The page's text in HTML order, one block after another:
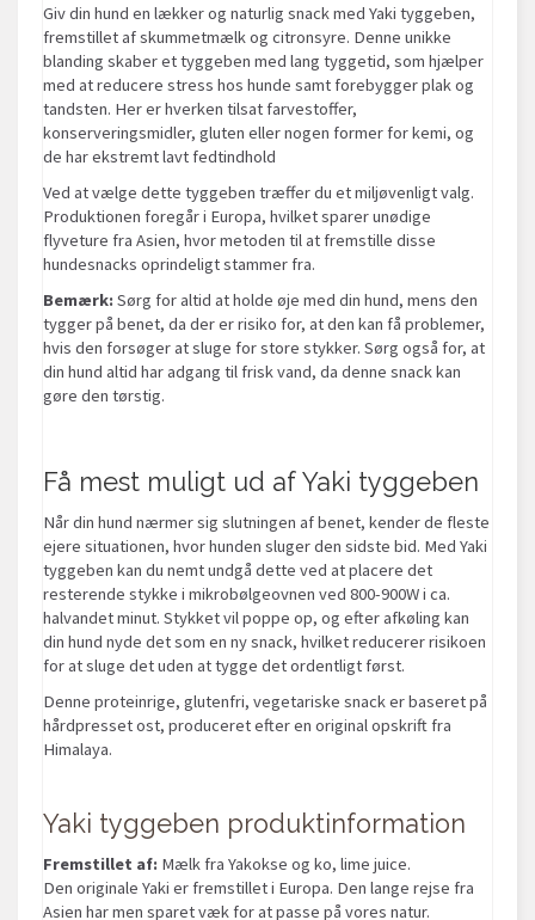
Giv din hund en lækker og naturlig snack med Yaki tyggeben,
fremstillet af skummetmælk og citronsyre. Denne unikke
blanding skaber et tyggeben med lang tyggetid, som hjælper
med at reducere stress hos hunde samt forebygger plak og
tandsten. Her er hverken tilsat farvestoffer,
konserveringsmidler, gluten eller nogen former for kemi, og
de har ekstremt lavt fedtindhold
Ved at vælge dette tyggeben træffer du et miljøvenligt valg.
Produktionen foregår i Europa, hvilket sparer unødige
flyveture fra Asien, hvor metoden til at fremstille disse
hundesnacks oprindeligt stammer fra.
Bemærk:Sørg for altid at holde øje med din hund, mens den
tygger på benet, da der er risiko for, at den kan få problemer,
hvis den forsøger at sluge for store stykker. Sørg også for, at
din hund altid har adgang til frisk vand, da denne snack kan
gøre den tørstig.
Få mest muligt ud af Yaki tyggeben
Når din hund nærmer sig slutningen af benet, kender de fleste
ejere situationen, hvor hunden sluger den sidste bid. Med Yaki
tyggeben kan du nemt undgå dette ved at placere det
resterende stykke i mikrobølgeovnen ved 800-900W i ca.
halvandet minut. Stykket vil poppe op, og efter afkøling kan
din hund nyde det som en ny snack, hvilket reducerer risikoen
for at sluge det uden at tygge det ordentligt først.
Denne proteinrige, glutenfri, vegetariske snack er baseret på
hårdpresset ost, produceret efter en original opskrift fra
Himalaya.
Yaki tyggeben produktinformation
Fremstillet af: Mælk fra Yakokse og ko, lime juice.
Den originale Yaki er fremstillet i Europa. Den lange rejse fra
Asien har men sparet væk for at passe på vores natur.